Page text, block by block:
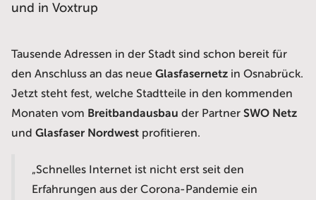
und in Voxtrup
Tausende Adressen in der Stadt sind schon bereit für
den Anschluss an das neue Glasfasernetz in Osnabrück.
Jetzt steht fest, welche Stadtteile in den kommenden
Monaten vom Breitbandausbau der Partner SWO Netz
und Glasfaser Nordwest profitieren.
„Schnelles Internet ist nicht erst seit den
Erfahrungen aus der Corona-Pandemie ein